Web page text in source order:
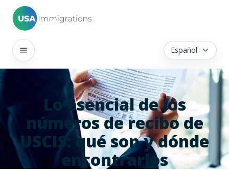
Español
Lo esencial de los
números de recibo de
USCIS: qué son y dónde
encontrarlos